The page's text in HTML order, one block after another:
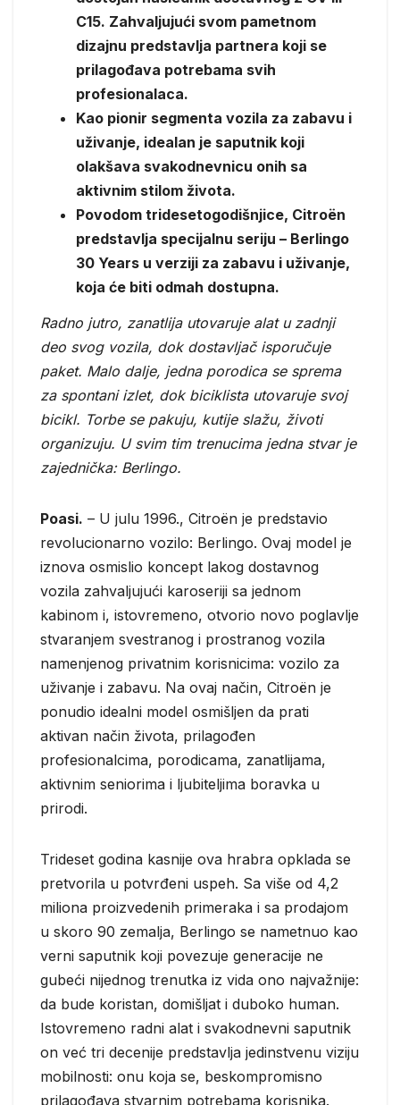
C15. Zahvaljujući svom pametnom
dizajnu predstavlja partnera koji se
prilagođava potrebama svih
profesionalaca.
Kao pionir segmenta vozila za zabavu i
uživanje, idealan je saputnik koji
olakšava svakodnevnicu onih sa
aktivnim stilom života.
Povodom tridesetogodišnjice, Citroën
predstavlja specijalnu seriju – Berlingo
30 Years u verziji za zabavu i uživanje,
koja će biti odmah dostupna.
Radno jutro, zanatlija utovaruje alat u zadnji
deo svog vozila, dok dostavljač isporučuje
paket. Malo dalje, jedna porodica se sprema
za spontani izlet, dok biciklista utovaruje svoj
bicikl. Torbe se pakuju, kutije slažu, životi
organizuju. U svim tim trenucima jedna stvar je
zajednička: Berlingo.
Poasi. – U julu 1996., Citroën je predstavio
revolucionarno vozilo: Berlingo. Ovaj model je
iznova osmislio koncept lakog dostavnog
vozila zahvaljujući karoseriji sa jednom
kabinom i, istovremeno, otvorio novo poglavlje
stvaranjem svestranog i prostranog vozila
namenjenog privatnim korisnicima: vozilo za
uživanje i zabavu. Na ovaj način, Citroën je
ponudio idealni model osmišljen da prati
aktivan način života, prilagođen
profesionalcima, porodicama, zanatlijama,
aktivnim seniorima i ljubiteljima boravka u
prirodi.
Trideset godina kasnije ova hrabra opklada se
pretvorila u potvrđeni uspeh. Sa više od 4,2
miliona proizvedenih primeraka i sa prodajom
u skoro 90 zemalja, Berlingo se nametnuo kao
verni saputnik koji povezuje generacije ne
gubeći nijednog trenutka iz vida ono najvažnije:
da bude koristan, domišljat i duboko human.
Istovremeno radni alat i svakodnevni saputnik
on već tri decenije predstavlja jedinstvenu viziju
mobilnosti: onu koja se, beskompromisno
prilagođava stvarnim potrebama korisnika.